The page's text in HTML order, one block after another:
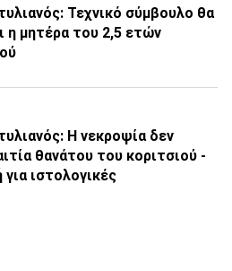
Τεχνικό σύμβουλο θα
η μητέρα του 2,5 ετών
Η νεκροψία δεν
θανάτου του κοριτσιού -
ιστολογικές